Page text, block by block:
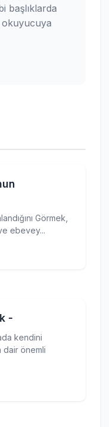
başlıklarda
Görmek,
ebevey...
-
kendini
dair önemli